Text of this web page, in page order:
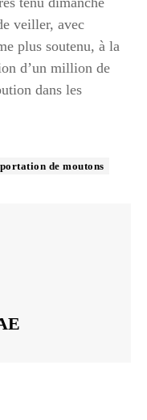
veiller, avec
plus soutenu, à la
d’un million de
dans les
de moutons